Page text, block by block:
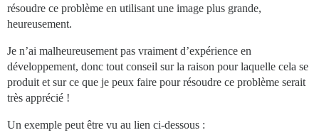
résoudre ce problème en utilisant une image plus grande,
heureusement.
Je n’ai malheureusement pas vraiment d’expérience en
développement, donc tout conseil sur la raison pour laquelle cela se
produit et sur ce que je peux faire pour résoudre ce problème serait
très apprécié !
Un exemple peut être vu au lien ci-dessous :